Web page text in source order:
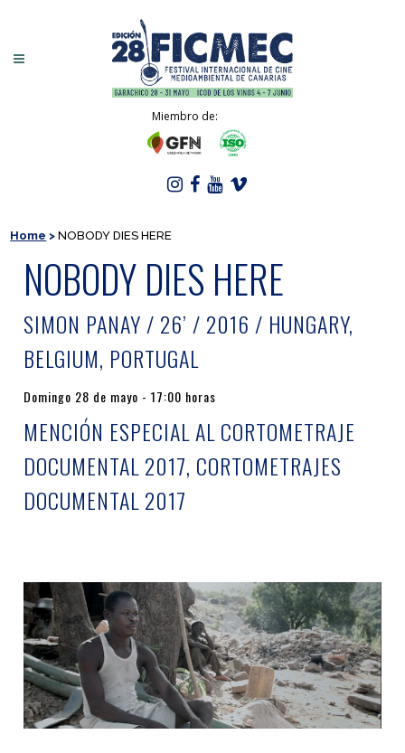
Miembro de:
Home >NOBODY DIES HERE
NOBODY DIES HERE
SIMON PANAY / 26’ / 2016 / HUNGARY,
BELGIUM, PORTUGAL
Domingo 28 de mayo - 17:00 horas
MENCIÓN ESPECIAL AL CORTOMETRAJE
DOCUMENTAL 2017, CORTOMETRAJES
DOCUMENTAL 2017